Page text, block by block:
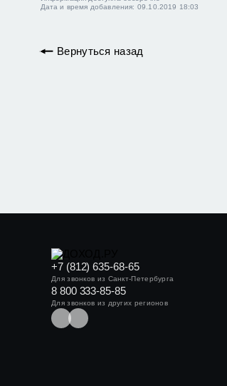
Дата и время добавления: 09.10.2019 18:03
Вернуться назад
+7 (812) 635-68-65
Для звонков из Санкт-Петербурга
8 800 333-85-85
Для звонков из других регионов